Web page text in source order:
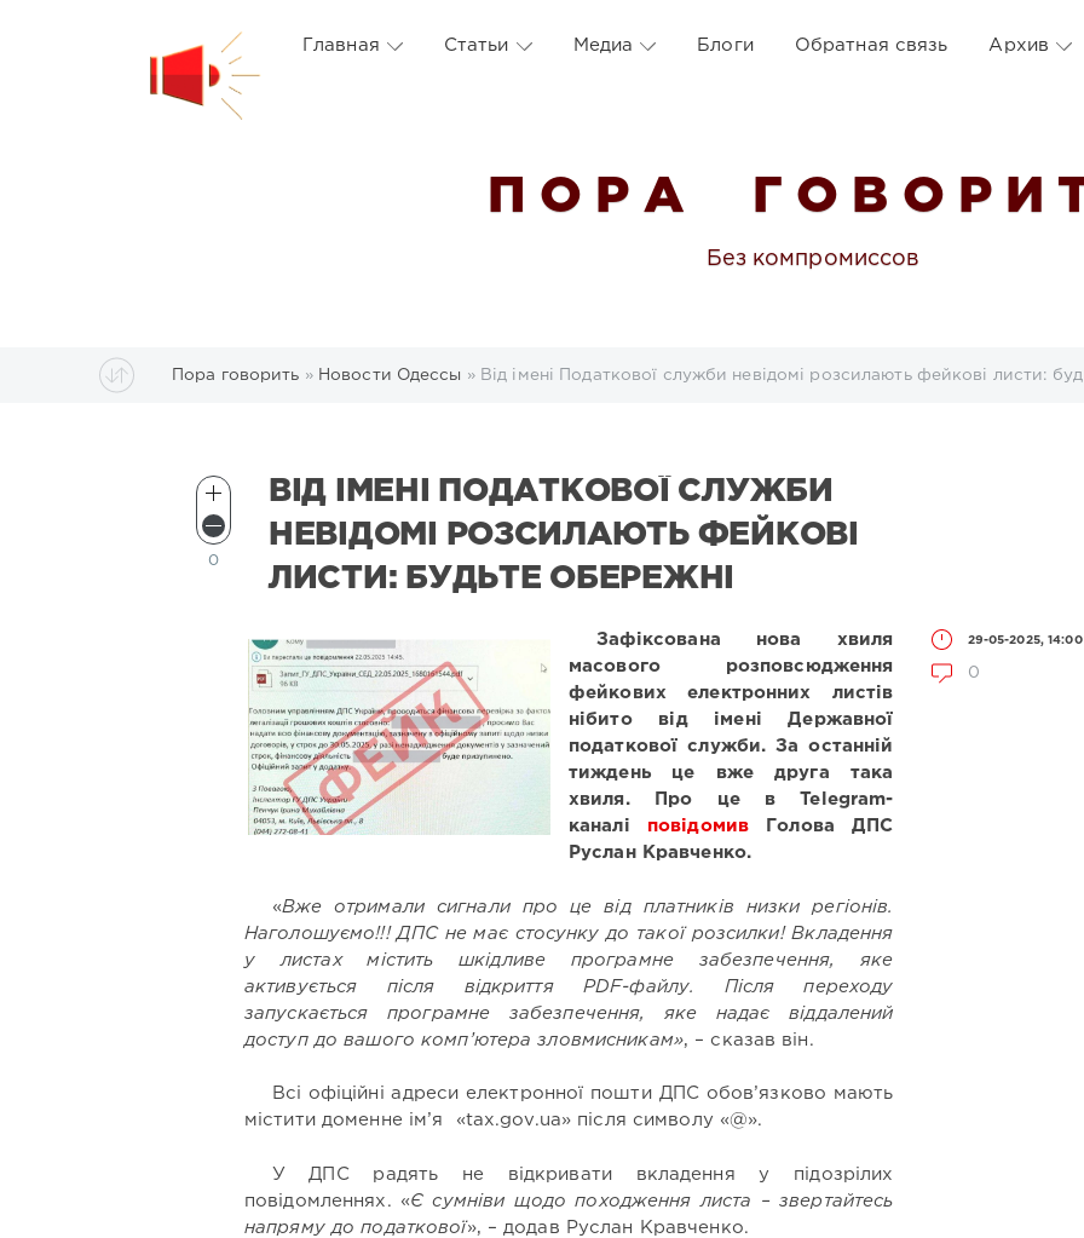
Главная Статьи Медиа Блоги Обратная связь Архив
П О Р А Г О В О Р И
Без компромиссов
Пора говорить » Новости Одессы » Від імені Податкової служби невідомі розсилають фейкові листи:
ВІД ІМЕНІ ПОДАТКОВОЇ СЛУЖБИ
НЕВІДОМІ РОЗСИЛАЮТЬ ФЕЙКОВІ
ЛИСТИ: БУДЬТЕ ОБЕРЕЖНІ
29-05-2025, 14:00
0
0
Зафіксована нова хвиля
масового розповсюдження
фейкових електронних листів
нібито від імені Державної
податкової служби. За останній
тиждень це вже друга така
хвиля. Про це в Telegram-
каналі
повідомив
Голова ДПС
Руслан Кравченко.
«Вже отримали сигнали про це від платників низки регіонів.
Наголошуємо!!! ДПС не має стосунку до такої розсилки! Вкладення
у листах містить шкідливе програмне забезпечення, яке
активується після відкриття PDF-файлу. Після переходу
запускається програмне забезпечення, яке надає віддалений
доступ до вашого комп’ютера зловмисникам», – сказав він.
Всі офіційні адреси електронної пошти ДПС обов’язково мають
містити доменне ім’я «tax.gov.ua» після символу «@».
У ДПС радять не відкривати вкладення у підозрілих
повідомленнях. «Є сумніви щодо походження листа – звертайтесь
напряму до податкової», – додав Руслан Кравченко.